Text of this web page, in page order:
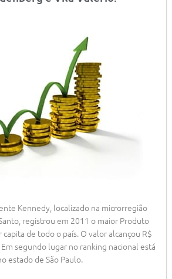
Kennedy, localizado na microrregião
registrou em 2011 o maior Produto
de todo o país. O valor alcançou R$
segundo lugar no ranking nacional está
estado de São Paulo.